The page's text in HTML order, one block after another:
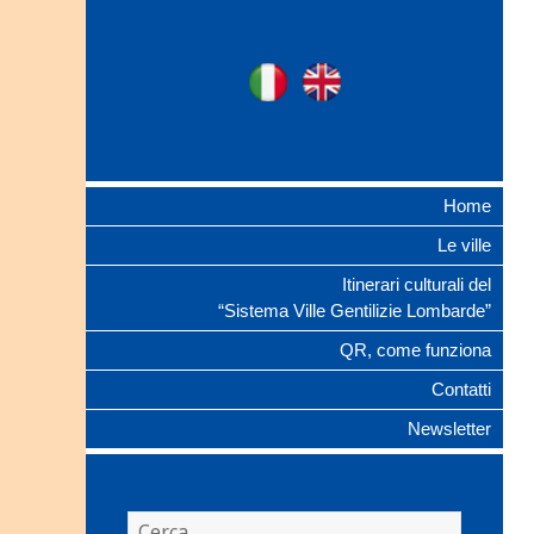
Ville Gentilizie
Ita
Home
Le ville
Itinerari culturali del
“Sistema Ville Gentilizie Lombarde”
QR, come funziona
Contatti
Newsletter
Ricerca